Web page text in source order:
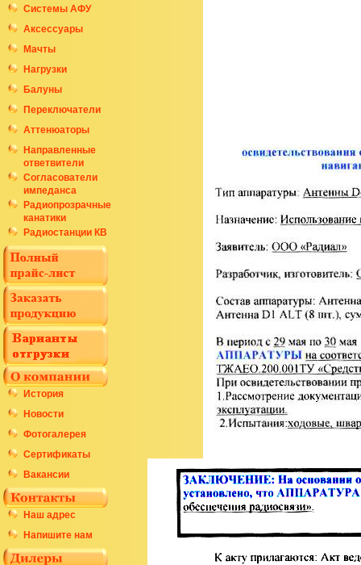
Системы АФУ
Аксессуары
Мачты
Нагрузки
Балуны
Переключатели
Аттенюаторы
Направленные
ответвители
Согласователи
импеданса
Радиопрозрачные
канатики
Радиостанции КВ
История
Новости
Фотогалерея
Сертификаты
Вакансии
Наш адрес
Напишите нам